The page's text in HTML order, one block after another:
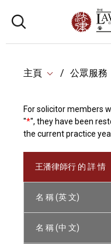
主頁 公眾服務
For solicitor members
"*", they have been
the current practice
王潘律師行 的 詳 情
名 稱 (英 文)
名 稱 (中 文)